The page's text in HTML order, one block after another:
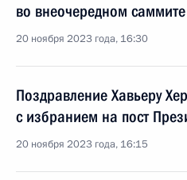
во внеочередном
20 ноября 2023 года, 16:30
Поздравление Хавьеру
с избранием на пост
20 ноября 2023 года, 16:15